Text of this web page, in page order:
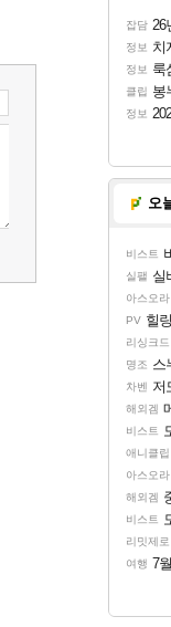
잡담 26
정보 치
정보 룩
클립 봉
정보
오
비스트
실팰 실
아스오라
PV 힐링
리싱크드
명조 스
차벤 저
해외겜
비스트
애니클립
아스오라
해외겜
비스트
리밋제로
여행 7월